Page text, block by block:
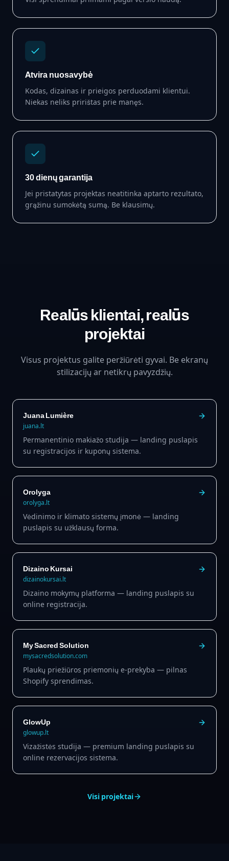
Atvira nuosavybė
Kodas, dizainas ir prieigos perduodami klientui.
Niekas neliks pririštas prie manęs.
30 dienų garantija
Jei pristatytas projektas neatitinka aptarto rezultato,
grąžinu sumokėtą sumą. Be klausimų.
Realūs klientai, realūs
projektai
Visus projektus galite peržiūrėti gyvai. Be ekranų
stilizacijų ar netikrų pavyzdžių.
Juana Lumière
juana.lt
Permanentinio makiažo studija — landing puslapis
su registracijos ir kuponų sistema.
Orolyga
orolyga.lt
Vėdinimo ir klimato sistemų įmonė — landing
puslapis su užklausų forma.
Dizaino Kursai
dizainokursai.lt
Dizaino mokymų platforma — landing puslapis su
online registracija.
My Sacred Solution
mysacredsolution.com
Plaukų priežiūros priemonių e-prekyba — pilnas
Shopify sprendimas.
GlowUp
glowup.lt
Vizažistės studija — premium landing puslapis su
online rezervacijos sistema.
Visi projektai